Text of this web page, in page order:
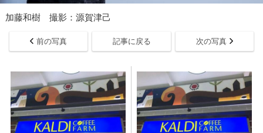
加藤和樹 撮影：源賀津己
前の写真 記事に戻る 次の写真